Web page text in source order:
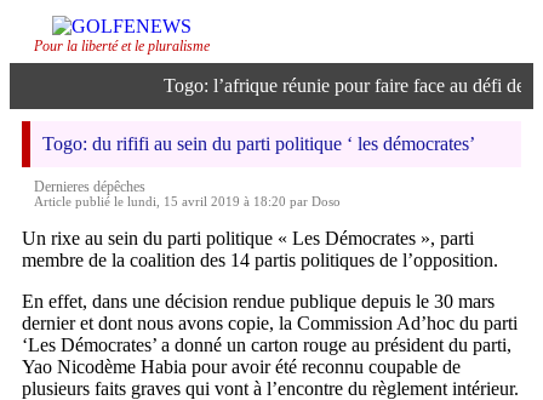
Pour la liberté et le pluralisme
Togo: l’afrique réunie pour faire face au défi de
Togo: du rififi au sein du parti politique ‘ les démocrates’
Dernieres dépêches
Article publié le lundi, 15 avril 2019 à 18:20 par Doso
Un rixe au sein du parti politique « Les Démocrates », parti
membre de la coalition des 14 partis politiques de l’opposition.
En effet, dans une décision rendue publique depuis le 30 mars
dernier et dont nous avons copie, la Commission Ad’hoc du parti
‘Les Démocrates’ a donné un carton rouge au président du parti,
Yao Nicodème Habia pour avoir été reconnu coupable de
plusieurs faits graves qui vont à l’encontre du règlement intérieur.